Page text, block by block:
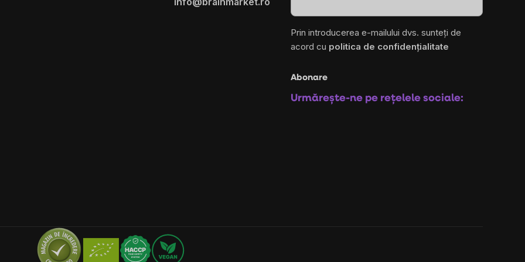
Prin introducerea e-mailului dvs. sunteți de
acord cu politica de confidențialitate
Abonare
Urmărește-ne pe rețelele sociale: